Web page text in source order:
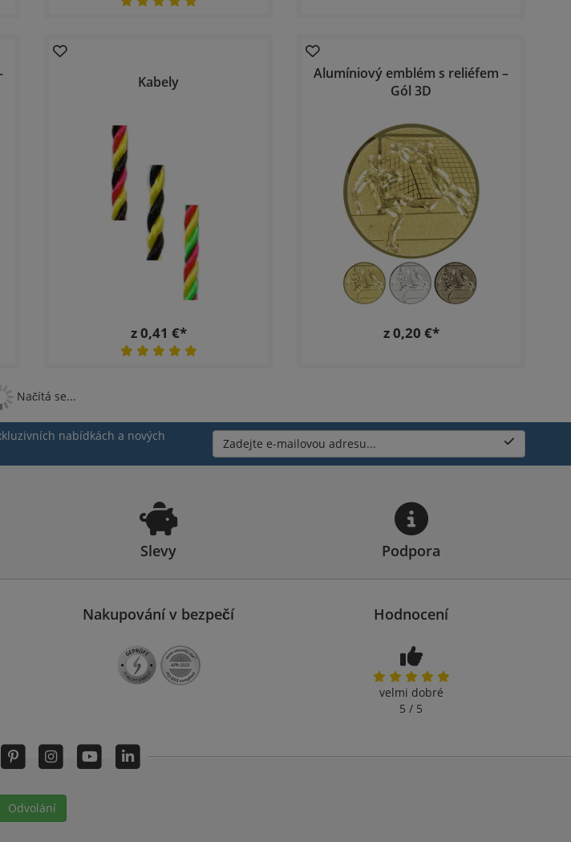
Kabely
z 0,41 €*
Alumíniový emblém s reliéfem –
Gól 3D
z 0,20 €*
Načítá se...
nabídkách a nových
Zadejte e-mailovou adresu...
Slevy Podpora
Nakupování v bezpečí Hodnocení
velmi dobré
5 / 5
Odvolání